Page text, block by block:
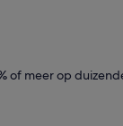
of meer op